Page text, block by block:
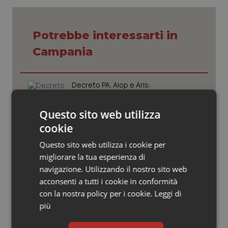
Oncoematologia
Oncologia & Nutrizione
Psoriasi & pelle
Quotidiano Cardiologia
Quotidiano Chirurgia
Quotidiano Oncologia
Quotidiano Pediatria
Rene & patologie urogenitali
Potrebbe interessarti in
Campania
Decreto PA. Aiop e Aris:
“Preoccupazione per la mancata
delle tariffe ospedaliere, così rinvio
rinnovo contratto sanità privata”
West Nile. Rete Izs: “Sorveglianza e
dati per evitare allarmismi. Italia
pronta”
Tracciabilità dei farmaci. Dal Ministero
le istruzioni per il Data Matrix. Entro l’8
Questo sito web utilizza
cookie
Questo sito web utilizza i cookie per
migliorare la tua esperienza di
navigazione. Utilizzando il nostro sito web
acconsenti a tutti i cookie in conformità
con la nostra policy per i cookie. Leggi di
più